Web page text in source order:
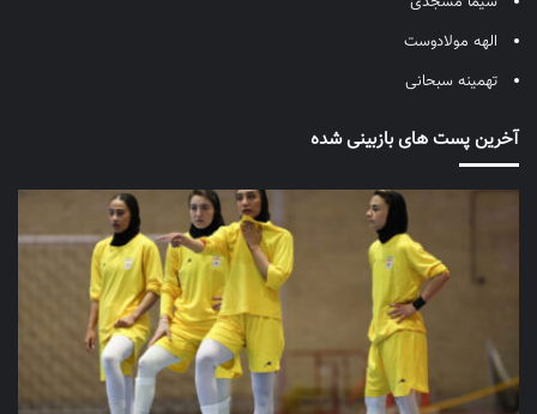
الهه مولادوست
تهمینه سبحانی
آخرین پست های بازبینی شده